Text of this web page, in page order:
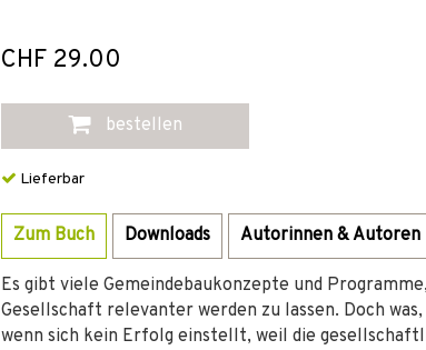
CHF 29.00
bestellen
Lieferbar
Zum Buch Downloads Autorinnen & Autoren
Es gibt viele Gemeindebaukonzepte und
Gesellschaft relevanter werden zu lassen. Doch
wenn sich kein Erfolg einstellt, weil die